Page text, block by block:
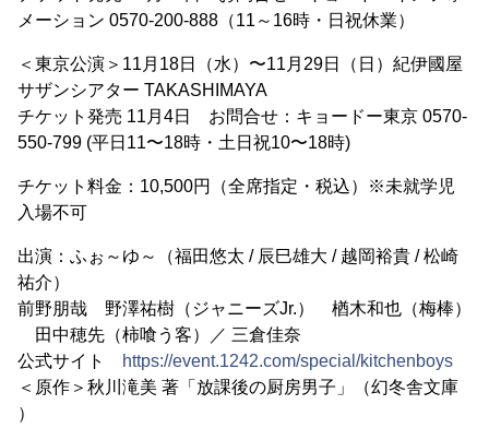
メーション 0570-200-888（11～16時・日祝休業）
＜東京公演＞11月18日（水）〜11月29日（日）紀伊國屋
サザンシアター TAKASHIMAYA
チケット発売 11月4日 お問合せ：キョードー東京 0570-
550-799 (平日11〜18時・土日祝10〜18時)
チケット料金：10,500円（全席指定・税込）※未就学児
入場不可
出演：ふぉ～ゆ～（福田悠太 / 辰巳雄大 / 越岡裕貴 / 松崎
祐介）
前野朋哉 野澤祐樹（ジャニーズJr.） 楢木和也（梅棒）
田中穂先（柿喰う客）／ 三倉佳奈
公式サイト
https://event.1242.com/special/kitchenboys
＜原作＞秋川滝美 著「放課後の厨房男子」（幻冬舎文庫
）